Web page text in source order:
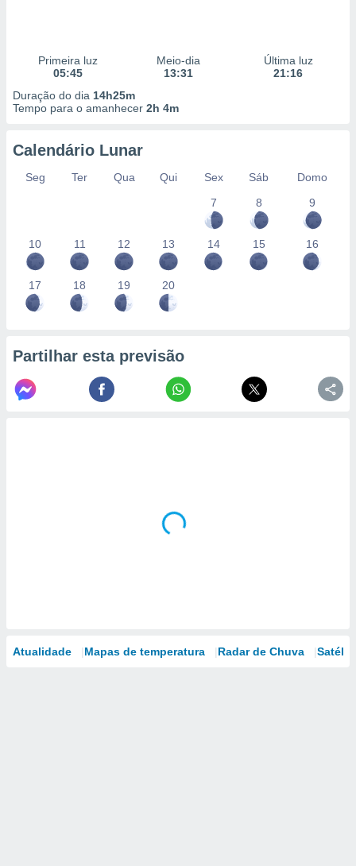
Primeira luz
05:45
Meio-dia
13:31
Última luz
21:16
Duração do dia 14h25m
Tempo para o amanhecer 2h 4m
Calendário Lunar
Seg Ter Qua Qui Sex Sáb
Domo
7
8 9
10 11 12 13 14 15 16
17 18 19 20
Partilhar esta previsão
Atualidade Mapas de temperatura Radar de Chuva